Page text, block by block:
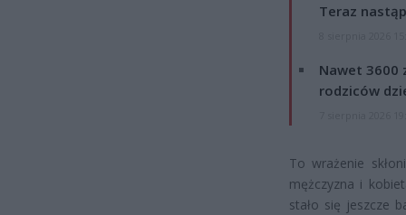
Teraz
Nawet 3600
rodziców
To wrażenie
mężczyzna i
stało się jeszcze